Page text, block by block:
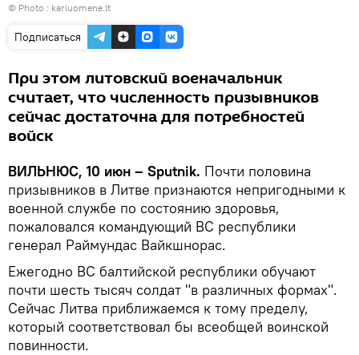
© Photo : kariuomene.lt
Подписаться
При этом литовский военачальник
считает, что численность призывников
сейчас достаточна для потребностей
войск
ВИЛЬНЮС, 10 июн – Sputnik. Почти половина
призывников в Литве признаются непригодными к
военной службе по состоянию здоровья,
пожаловался командующий ВС республики
генерал Раймундас Вайкшнорас.
Ежегодно ВС балтийской республики обучают
почти шесть тысяч солдат "в различных формах".
Сейчас Литва приближаемся к тому пределу,
который соответствовал бы всеобщей воинской
повинности.